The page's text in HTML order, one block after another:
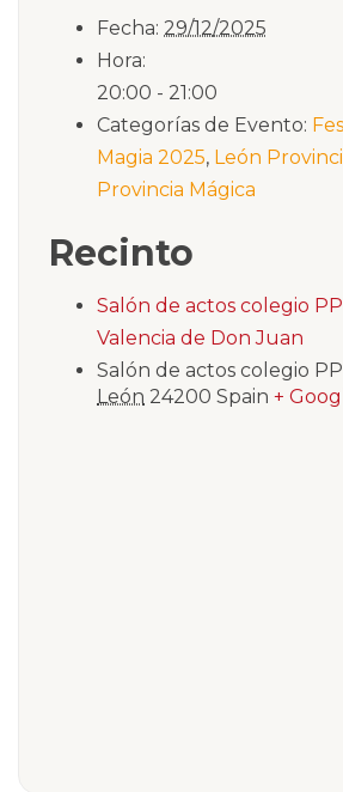
Fecha: 29/12/2025
Hora:
20:00 - 21:00
Categorías de Evento:
Magia 2025, León
Provincia Mágica
Recinto
Salón de actos colegio
Valencia de Don Juan
Salón de actos colegio
León 24200 Spain +